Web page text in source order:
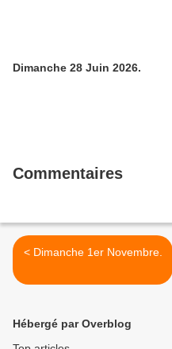
Dimanche 28 Juin 2026.
Commentaires
< Dimanche 1er Novembre.
Hébergé par Overblog